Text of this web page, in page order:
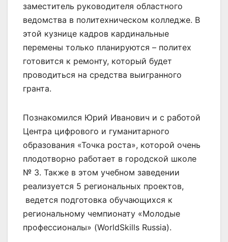
заместитель руководителя областного
ведомства в политехническом колледже. В
этой кузнице кадров кардинальные
перемены только планируются – политех
готовится к ремонту, который будет
проводиться на средства выигранного
гранта.
Познакомился Юрий Иванович и с работой
Центра цифрового и гуманитарного
образования «Точка роста», которой очень
плодотворно работает в городской школе
№ 3. Также в этом учебном заведении
реализуется 5 региональных проектов,
ведется подготовка обучающихся к
региональному чемпионату «Молодые
профессионалы» (WorldSkills Russia).